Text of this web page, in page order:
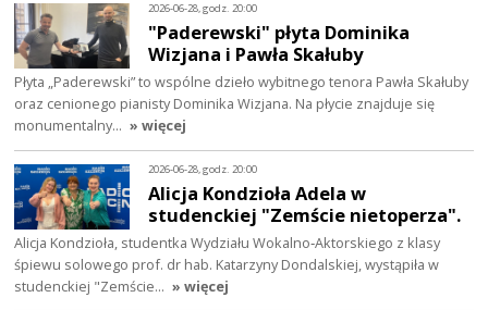
2026-06-28, godz. 20:00
"Paderewski" płyta Dominika
Wizjana i Pawła Skałuby
Płyta „Paderewski” to wspólne dzieło wybitnego tenora Pawła Skałuby
oraz cenionego pianisty Dominika Wizjana. Na płycie znajduje się
monumentalny… » więcej
2026-06-28, godz. 20:00
Alicja Kondzioła Adela w
studenckiej "Zemście nietoperza".
Alicja Kondzioła, studentka Wydziału Wokalno‑Aktorskiego z klasy
śpiewu solowego prof. dr hab. Katarzyny Dondalskiej, wystąpiła w
studenckiej "Zemście… » więcej